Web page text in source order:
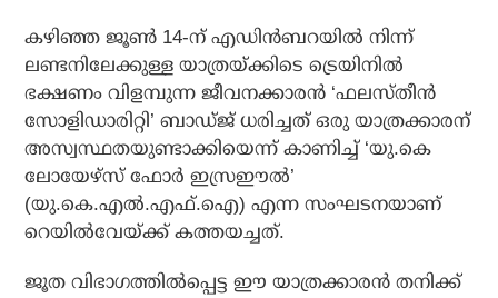
കഴിഞ്ഞ ജൂണ്‍ 14-ന് എഡിന്‍ബറയില്‍ നിന്ന്
ലണ്ടനിലേക്കുള്ള യാത്രയ്ക്കിടെ ട്രെയിനില്‍
ഭക്ഷണം വിളമ്പുന്ന ജീവനക്കാരന്‍ ‘ഫലസ്തീന്‍
സോളിഡാരിറ്റി’ ബാഡ്ജ് ധരിച്ചത് ഒരു യാത്രക്കാരന്
അസ്വസ്ഥതയുണ്ടാക്കിയെന്ന് കാണിച്ച് ‘യു.കെ
ലോയേഴ്സ് ഫോര്‍ ഇസ്രഈല്‍’
(യു.കെ.എല്‍.എഫ്.ഐ) എന്ന സംഘടനയാണ്
റെയില്‍വേയ്ക്ക് കത്തയച്ചത്.
ജൂത വിഭാഗത്തില്‍പ്പെട്ട ഈ യാത്രക്കാരന്‍ തനിക്ക്